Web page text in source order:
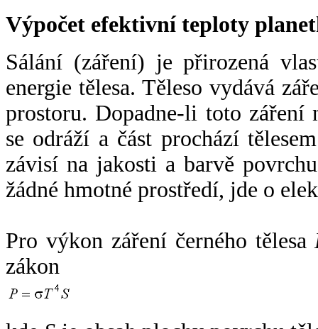
Výpočet efektivní teploty
Sálání (záření) je přirozená
energie tělesa. Těleso vydává
prostoru. Dopadne-li toto záření
se odráží a část prochází
závisí na jakosti a barvě
žádné hmotné prostředí, jde o
Pro výkon záření černého tělesa
zákon